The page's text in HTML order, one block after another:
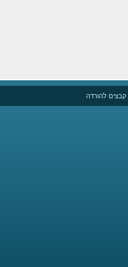
קבצים להורדה